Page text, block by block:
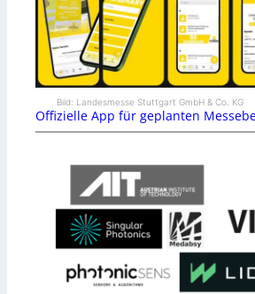
Bild: Landesmesse Stuttgart GmbH & Co. KG
Offizielle App für geplanten